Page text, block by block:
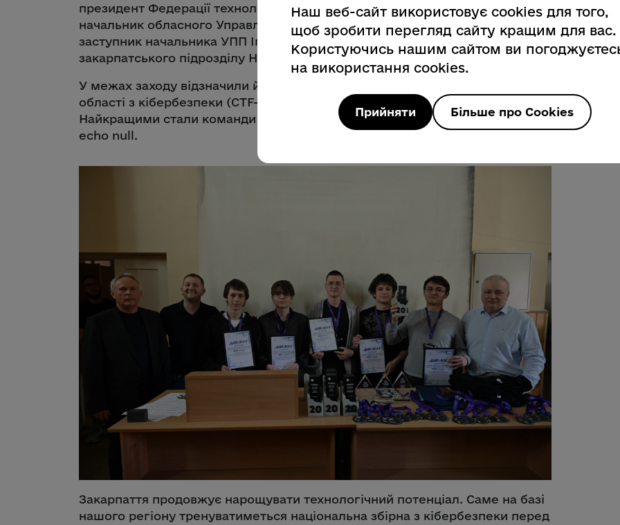
президент Федерації технологічного спорту України Артур Булигін,
начальник обласного Управління Держспецзв’язку Петро Маркевич,
заступник начальника УПП Ігор Щербанич, заступник командира
закарпатського підрозділу Нацгвардії Кирило Ахметшин та інші.
У межах заходу відзначили й переможців Першого відкритого чемпіонату
області з кібербезпеки (CTF-змагань) «TEIB-2026», що відбувся в березні.
Найкращими стали команди студентів УжНУ – 7ELEVEN, ISLAND BOYS та
echo null.
Закарпаття продовжує нарощувати технологічний потенціал. Саме на базі
нашого регіону тренуватиметься національна збірна з кібербезпеки перед
Наш веб-сайт використовує cookies для того,
щоб зробити перегляд сайту кращим для вас.
Користуючись нашим сайтом ви
на використання cookies.
Прийняти Більше про Cookies